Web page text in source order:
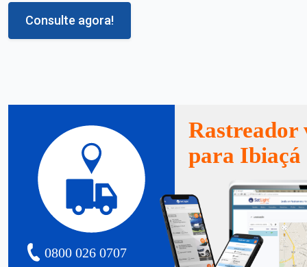
Consulte agora!
0800 026 0707
Rastreador
para Ibiaçá